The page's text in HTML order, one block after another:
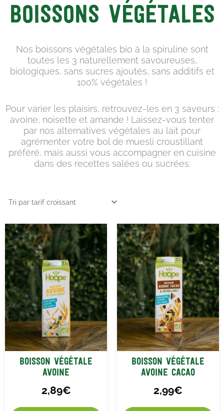
Boissons Végétales
Nos boissons végétales bio à la spiruline sont
toutes les 3 naturellement savoureuses,
biologiques, sans sucres ajoutés, sans additifs et
100% végétales !
Pour varier les plaisirs, retrouvez-les en 3 saveurs :
avoine, noisette et amande ! Laissez-vous tenter
par nos alternatives végétales au lait pour
agrémenter votre bol de muesli croustillant
préféré, mais aussi vous accompagner en cuisine
dans des recettes salées ou sucrées.
Boisson Végétale
Avoine
2,89€
Boisson Végétale
Avoine Cacao
2,99€